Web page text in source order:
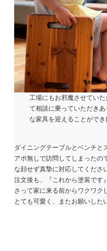
工場にもお邪魔させてい
て相談に乗っていただき
な家具を迎えることができ
ダイニングテーブルとベンチと
アポ無しで訪問してしまったの
な顔せず真摯に対応してくださ
注文後も、『これから塗装です
さって家に来る前からワクワク
とても可愛く、またお願いした